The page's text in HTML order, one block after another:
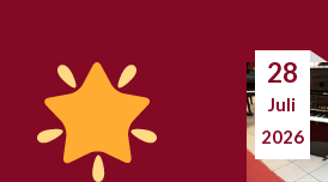
28
Juli
2026